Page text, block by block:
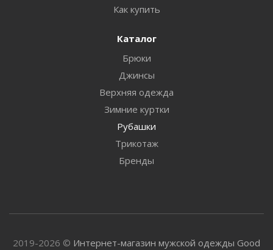
Как купить
Каталог
Брюки
Джинсы
Верхняя одежда
Зимние куртки
Рубашки
Трикотаж
Бренды
2019-2026 © Интернет-магазин мужской одежды Good